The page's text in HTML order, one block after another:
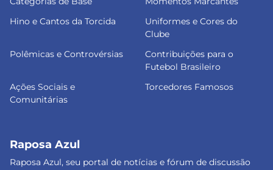
Hino e Cantos da Torcida
Uniformes e Cores do
Clube
Polêmicas e Controvérsias
Contribuições para o
Futebol Brasileiro
Ações Sociais e
Comunitárias
Torcedores Famosos
Raposa Azul
Raposa Azul, seu portal de notícias e fórum de discussão